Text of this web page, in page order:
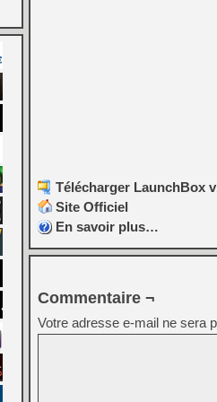
Télécharger LaunchBox
Site Officiel
En savoir plus…
Commentaire ¬
Votre adresse e-mail ne sera